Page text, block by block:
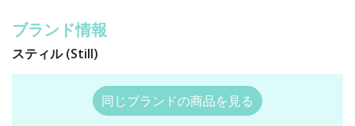
ブランド情報
スティル (Still)
同じブランドの商品を見る